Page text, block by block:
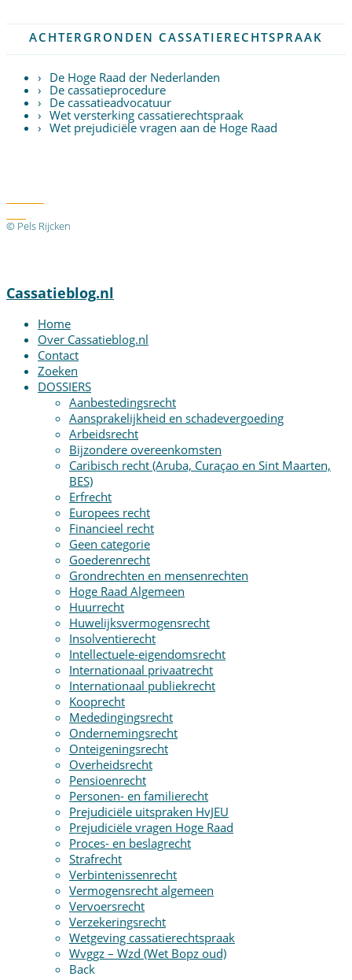
ACHTERGRONDEN CASSATIERECHTSPRAAK
De Hoge Raad der Nederlanden
De cassatieprocedure
De cassatieadvocatuur
Wet versterking cassatierechtspraak
Wet prejudiciële vragen aan de Hoge Raad
© Pels Rijcken
Cassatieblog.nl
Home
Over Cassatieblog.nl
Contact
Zoeken
DOSSIERS
Aanbestedingsrecht
Aansprakelijkheid en schadevergoeding
Arbeidsrecht
Bijzondere overeenkomsten
Caribisch recht (Aruba, Curaçao en Sint Maarten,
BES)
Erfrecht
Europees recht
Financieel recht
Geen categorie
Goederenrecht
Grondrechten en mensenrechten
Hoge Raad Algemeen
Huurrecht
Huwelijksvermogensrecht
Insolventierecht
Intellectuele-eigendomsrecht
Internationaal privaatrecht
Internationaal publiekrecht
Kooprecht
Mededingingsrecht
Ondernemingsrecht
Onteigeningsrecht
Overheidsrecht
Pensioenrecht
Personen- en familierecht
Prejudiciële uitspraken HvJEU
Prejudiciële vragen Hoge Raad
Proces- en beslagrecht
Strafrecht
Verbintenissenrecht
Vermogensrecht algemeen
Vervoersrecht
Verzekeringsrecht
Wetgeving cassatierechtspraak
Wvggz – Wzd (Wet Bopz oud)
Back